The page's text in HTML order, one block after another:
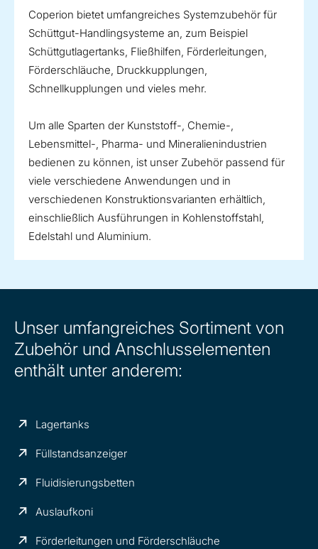
Coperion bietet umfangreiches Systemzubehör für
Schüttgut-Handlingsysteme an, zum Beispiel
Schüttgutlagertanks, Fließhilfen, Förderleitungen,
Förderschläuche, Druckkupplungen,
Schnellkupplungen und vieles mehr.
Um alle Sparten der Kunststoff-, Chemie-,
Lebensmittel-, Pharma- und Mineralienindustrien
bedienen zu können, ist unser Zubehör passend für
viele verschiedene Anwendungen und in
verschiedenen Konstruktionsvarianten erhältlich,
einschließlich Ausführungen in Kohlenstoffstahl,
Edelstahl und Aluminium.
Unser umfangreiches Sortiment von
Zubehör und Anschlusselementen
enthält unter anderem:
Lagertanks
Füllstandsanzeiger
Fluidisierungsbetten
Auslaufkoni
Förderleitungen und Förderschläuche